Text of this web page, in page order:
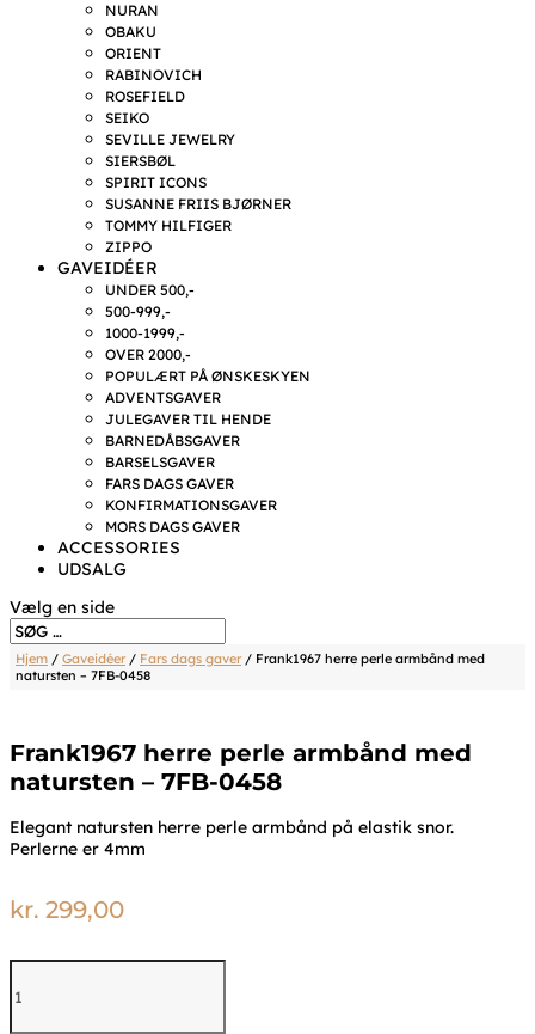
NURAN
OBAKU
ORIENT
RABINOVICH
ROSEFIELD
SEIKO
SEVILLE JEWELRY
SIERSBØL
SPIRIT ICONS
SUSANNE FRIIS BJØRNER
TOMMY HILFIGER
ZIPPO
GAVEIDÉER
UNDER 500,-
500-999,-
1000-1999,-
OVER 2000,-
POPULÆRT PÅ ØNSKESKYEN
ADVENTSGAVER
JULEGAVER TIL HENDE
BARNEDÅBSGAVER
BARSELSGAVER
FARS DAGS GAVER
KONFIRMATIONSGAVER
MORS DAGS GAVER
ACCESSORIES
UDSALG
Vælg en side
Hjem / Gaveidéer/ Fars dags gaver/ Frank1967 herre perle armbånd med
natursten – 7FB-0458
Frank1967 herre perle armbånd med
natursten – 7FB-0458
Elegant natursten herre perle armbånd på elastik snor.
Perlerne er 4mm
kr. 299,00
herre